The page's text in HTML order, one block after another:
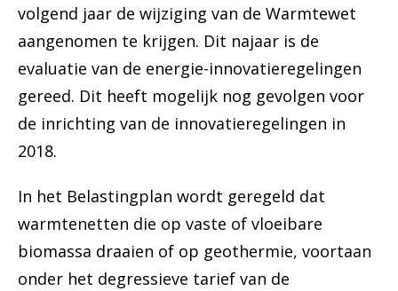
volgend jaar de wijziging van de Warmtewet
aangenomen te krijgen. Dit najaar is de
evaluatie van de energie-innovatieregelingen
gereed. Dit heeft mogelijk nog gevolgen voor
de inrichting van de innovatieregelingen in
2018.
In het Belastingplan wordt geregeld dat
warmtenetten die op vaste of vloeibare
biomassa draaien of op geothermie, voortaan
onder het degressieve tarief van de